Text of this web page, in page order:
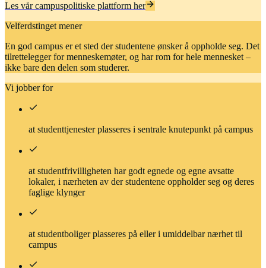
Les vår campuspolitiske plattform her
Velferdstinget mener
En god campus er et sted der studentene ønsker å oppholde seg. Det
tilrettelegger for menneskemøter, og har rom for hele mennesket –
ikke bare den delen som studerer.
Vi jobber for
at studenttjenester plasseres i sentrale knutepunkt på campus
at studentfrivilligheten har godt egnede og egne avsatte
lokaler, i nærheten av der studentene oppholder seg og deres
faglige klynger
at studentboliger plasseres på eller i umiddelbar nærhet til
campus